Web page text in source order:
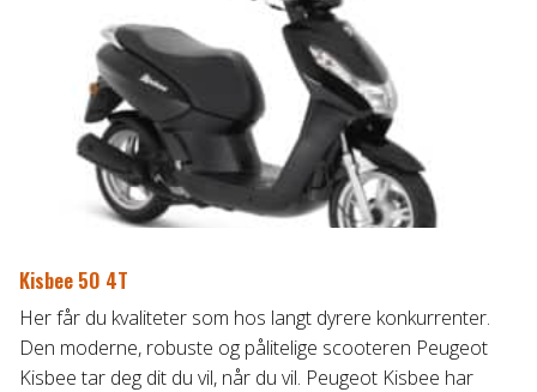
Kisbee 50 4T
Her får du kvaliteter som hos langt dyrere konkurrenter.
Den moderne, robuste og pålitelige scooteren Peugeot
Kisbee tar deg dit du vil, når du vil. Peugeot Kisbee har